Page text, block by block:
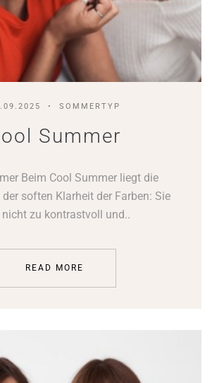
SOMMERTYP
Summer
Beim Cool Summer liegt die
soften Klarheit der Farben: Sie
nicht zu kontrastvoll und..
READ MORE